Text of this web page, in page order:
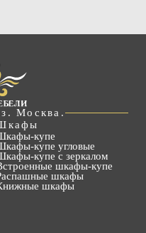
Москва.
купе
купе угловые
купе с зеркалом
шкафы-купе
шкафы
шкафы